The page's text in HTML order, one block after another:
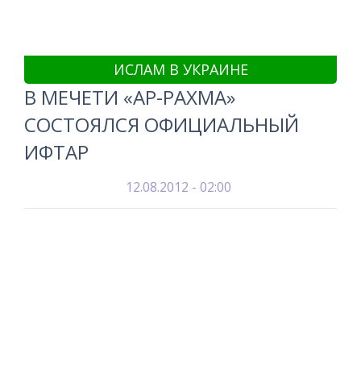
ИСЛАМ В УКРАИНЕ
В МЕЧЕТИ «АР-РАХМА»
СОСТОЯЛСЯ ОФИЦИАЛЬНЫЙ
ИФТАР
12.08.2012 - 02:00